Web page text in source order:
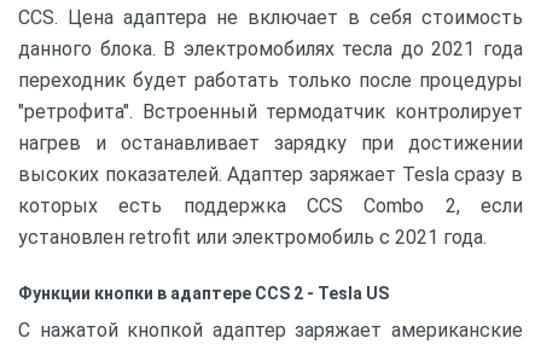
CCS. Цена адаптера не включает в себя стоимость
данного блока. В электромобилях тесла до 2021 года
переходник будет работать только после процедуры
"ретрофита". Встроенный термодатчик контролирует
нагрев и останавливает зарядку при достижении
высоких показателей. Адаптер заряжает Tesla сразу в
которых есть поддержка CCS Combo 2, если
установлен retrofit или электромобиль с 2021 года.
Функции кнопки в адаптере CCS 2 - Tesla US
С нажатой кнопкой адаптер заряжает американские